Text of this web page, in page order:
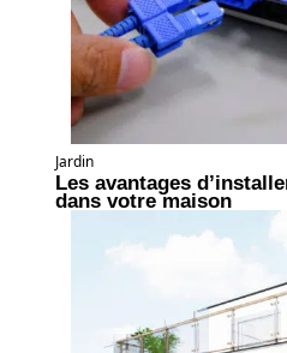
Jardin
Les avantages
dans votre maison